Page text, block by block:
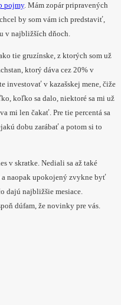
pojmy. Mám zopár pripravených
by som vám ich predstaviť,
v najbližších dňoch.
tie gruzínske, z ktorých som už
ktorý dáva cez 20% v
investovať v kazašskej mene, čiže
koľko sa dalo, niektoré sa mi už
mi len čakať. Pre tie percentá sa
dobu zarábať a potom si to
v skratke. Nediali sa až také
naopak upokojený zvykne byť
dajú najbližšie mesiace.
dúfam, že novinky pre vás.